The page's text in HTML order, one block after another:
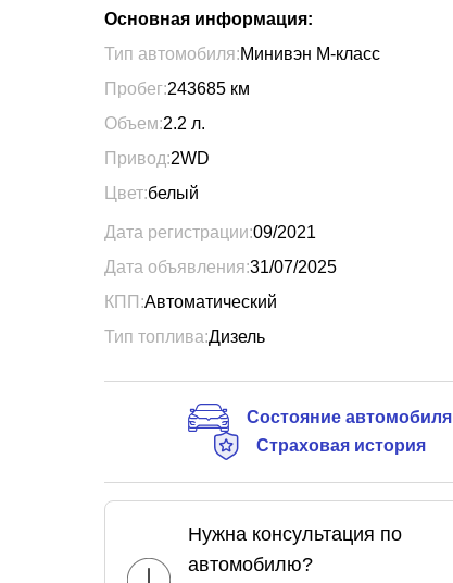
Основная информация:
Тип автомобиля:Минивэн М-класс
Пробег:243685 км
Объем:2.2 л.
Привод:2WD
Цвет:белый
Дата регистрации:09/2021
Дата объявления:31/07/2025
КПП:Автоматический
Тип топлива:Дизель
Состояние автомобиля
Страховая история
Нужна консультация по
автомобилю?